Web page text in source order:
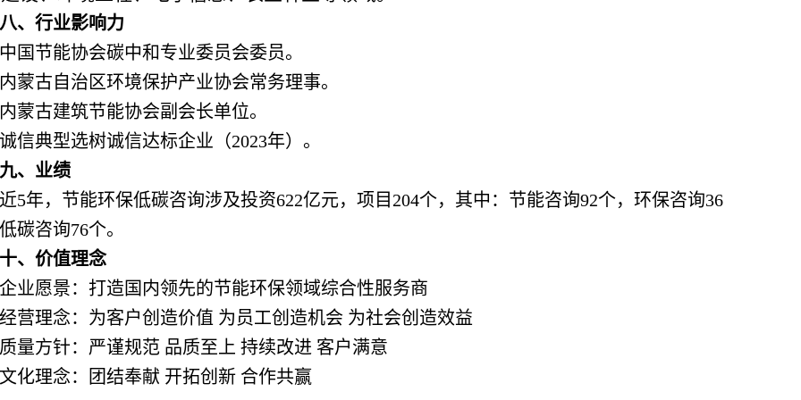
八、行业影响力
中国节能协会碳中和专业委员会委员。
内蒙古自治区环境保护产业协会常务理事。
内蒙古建筑节能协会副会长单位。
诚信典型选树诚信达标企业（2023年）。
九、业绩
近5年，节能环保低碳咨询涉及投资622亿元，项目204个，其中：节能咨询92个，环保咨询36
碳咨询76个。
十、价值理念
企业愿景：打造国内领先的节能环保领域综合性服务商
经营理念：为客户创造价值 为员工创造机会 为社会创造效益
质量方针：严谨规范 品质至上 持续改进 客户满意
文化理念：团结奉献 开拓创新 合作共赢